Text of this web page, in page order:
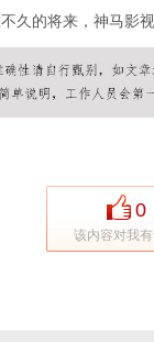
久的将来，神马影
0
该内容对我